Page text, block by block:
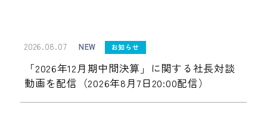
2026.08.07 NEW お知らせ
「2026年12月期中間決算」に関する社長対談
動画を配信（2026年8月7日20:00配信）